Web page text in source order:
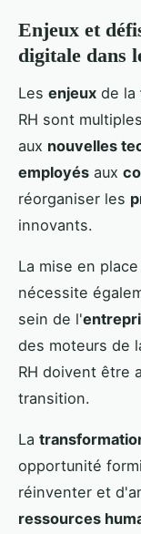
Enjeux et
digitale dans
Les enjeux de la
RH sont
aux nouvelles
employés aux
réorganiser les
innovants.
La mise en
nécessite
sein de l'
des moteurs de
RH doivent être
transition.
La
opportunité
réinventer et
ressources